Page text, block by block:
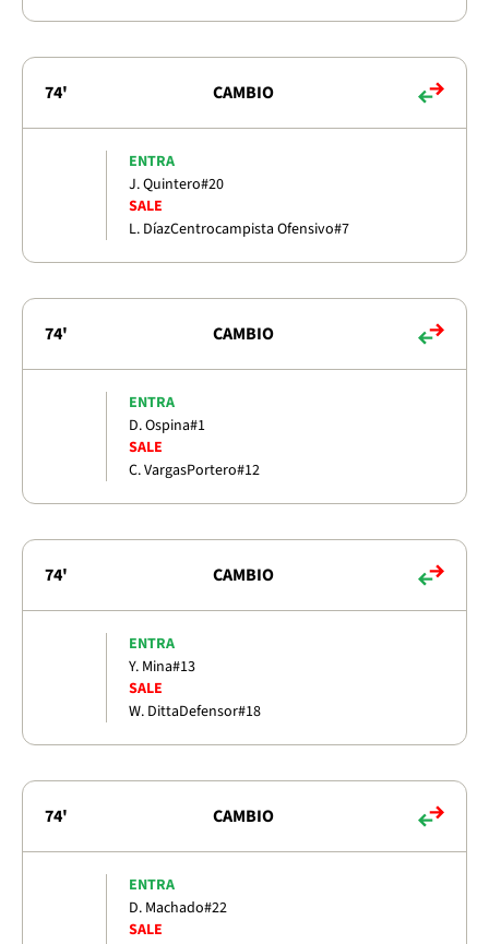
74' CAMBIO
ENTRA
J. Quintero#20
SALE
L. DíazCentrocampista Ofensivo#7
74' CAMBIO
ENTRA
D. Ospina#1
SALE
C. VargasPortero#12
74' CAMBIO
ENTRA
Y. Mina#13
SALE
W. DittaDefensor#18
74' CAMBIO
ENTRA
D. Machado#22
SALE